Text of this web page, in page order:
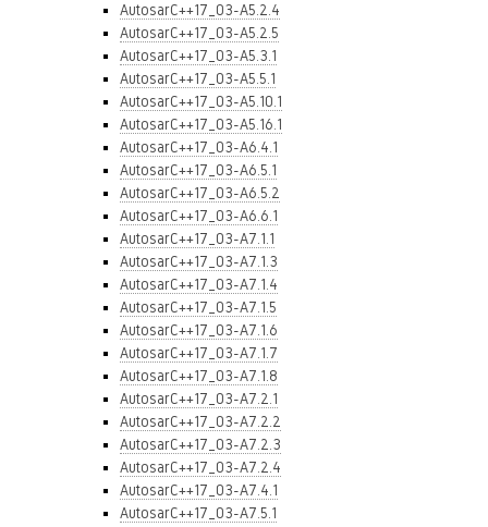
AutosarC++17_03-A5.2.4
AutosarC++17_03-A5.2.5
AutosarC++17_03-A5.3.1
AutosarC++17_03-A5.5.1
AutosarC++17_03-A5.10.1
AutosarC++17_03-A5.16.1
AutosarC++17_03-A6.4.1
AutosarC++17_03-A6.5.1
AutosarC++17_03-A6.5.2
AutosarC++17_03-A6.6.1
AutosarC++17_03-A7.1.1
AutosarC++17_03-A7.1.3
AutosarC++17_03-A7.1.4
AutosarC++17_03-A7.1.5
AutosarC++17_03-A7.1.6
AutosarC++17_03-A7.1.7
AutosarC++17_03-A7.1.8
AutosarC++17_03-A7.2.1
AutosarC++17_03-A7.2.2
AutosarC++17_03-A7.2.3
AutosarC++17_03-A7.2.4
AutosarC++17_03-A7.4.1
AutosarC++17_03-A7.5.1